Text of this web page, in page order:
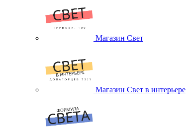
Магазин Свет
Магазин Свет в интерьере